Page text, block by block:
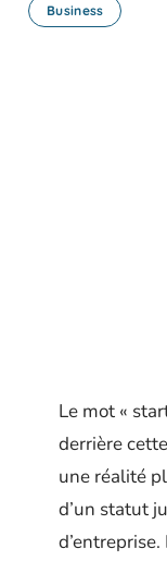
Business
Le mot «
derrière
une réalité
d’un statut